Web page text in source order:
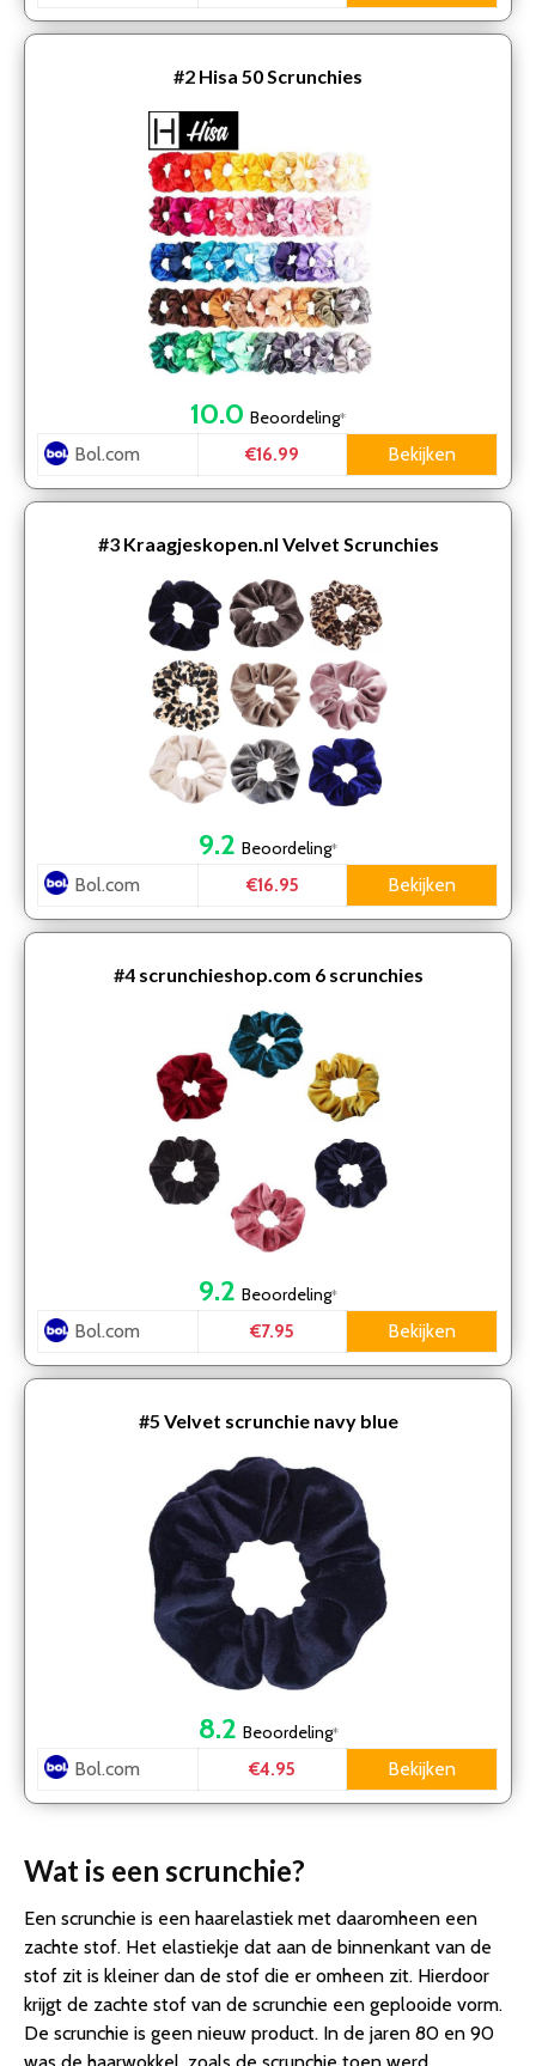
#2 Hisa 50 Scrunchies
10.0 Beoordeling*
Bol.com €16.99 Bekijken
#3 Kraagjeskopen.nl Velvet Scrunchies
9.2 Beoordeling*
Bol.com €16.95 Bekijken
#4 scrunchieshop.com 6 scrunchies
9.2 Beoordeling*
Bol.com €7.95 Bekijken
#5 Velvet scrunchie navy blue
8.2 Beoordeling*
Bol.com €4.95 Bekijken
Wat is een scrunchie?
Een scrunchie is een haarelastiek met daaromheen een
zachte stof. Het elastiekje dat aan de binnenkant van de
stof zit is kleiner dan de stof die er omheen zit. Hierdoor
krijgt de zachte stof van de scrunchie een geplooide vorm.
De scrunchie is geen nieuw product. In de jaren 80 en 90
was de haarwokkel, zoals de scrunchie toen werd